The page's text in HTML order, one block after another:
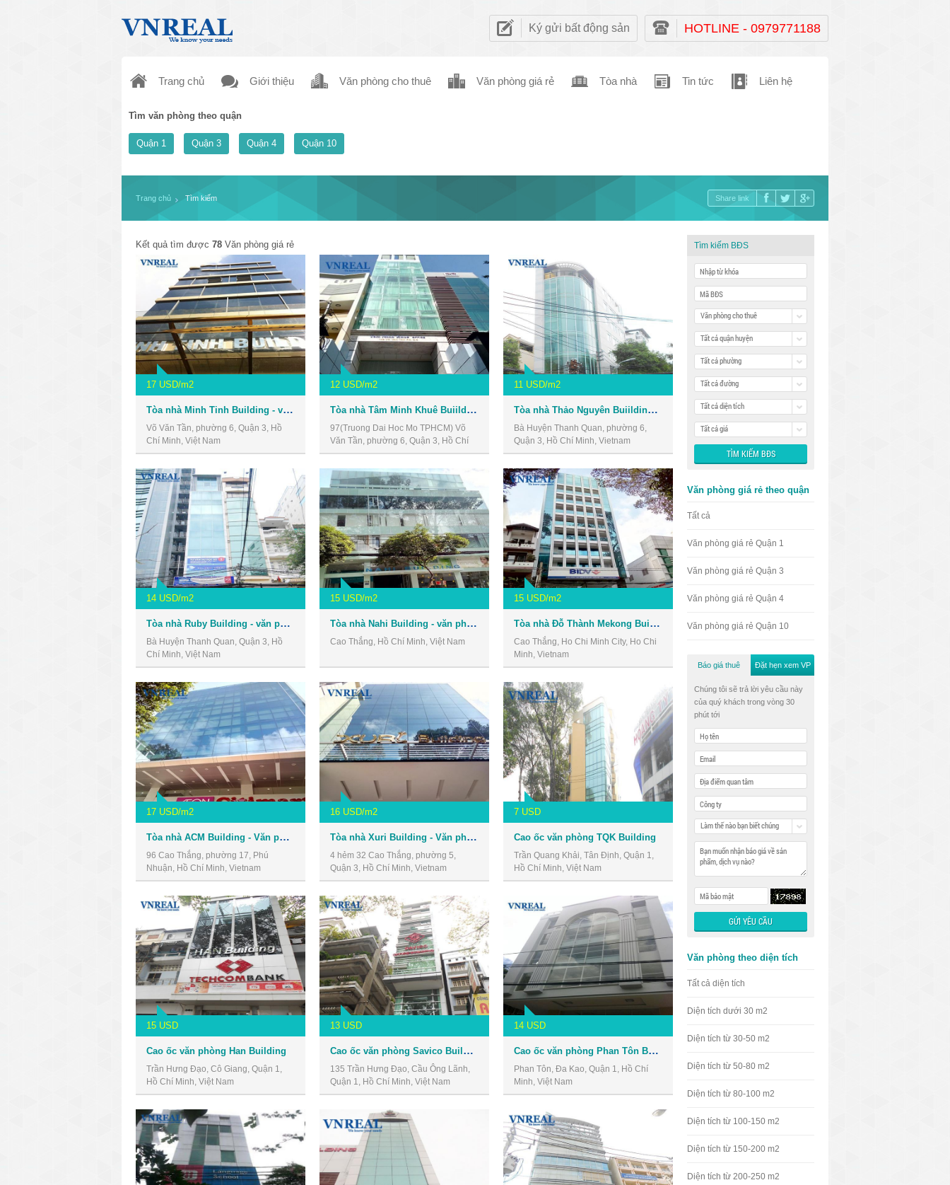
Ký gửi bất động sản HOTLINE - 0979771188
Trang chủ Giới thiệu Văn phòng cho thuê Văn phòng giá rẻ Tòa nhà Tin tức Liên hệ
Tìm văn phòng theo quận
Quận 1 Quận 3 Quận 4 Quận 10
Trang chủ Tìm kiếm Share link
Kết quả tìm được 78 Văn phòng giá rẻ
17 USD/m2
Tòa nhà Minh Tinh Building - văn phòng giá rẻ quận 3
Võ Văn Tần, phường 6, Quận 3, Hồ
Chí Minh, Việt Nam
12 USD/m2
Tòa nhà Tâm Minh Khuê Buiilding - văn phòng giá rẻ quận 3
97(Truong Dai Hoc Mo TPHCM) Võ
Văn Tần, phường 6, Quận 3, Hồ Chí
Minh, Vietnam
11 USD/m2
Tòa nhà Thảo Nguyên Buiilding - văn phòng giá rẻ quận 3
Bà Huyện Thanh Quan, phường 6,
Quận 3, Hồ Chí Minh, Vietnam
14 USD/m2
Tòa nhà Ruby Building - văn phòng giá rẻ quận 3
Bà Huyện Thanh Quan, Quận 3, Hồ
Chí Minh, Việt Nam
15 USD/m2
Tòa nhà Nahi Building - văn phòng giá rẻ quận 3
Cao Thắng, Hồ Chí Minh, Việt Nam
15 USD/m2
Tòa nhà Đỗ Thành Mekong Building - văn phòng giá rẻ quận 3
Cao Thắng, Ho Chi Minh City, Ho Chi
Minh, Vietnam
17 USD/m2
Tòa nhà ACM Building - Văn phòng giá rẻ quận 3
96 Cao Thắng, phường 17, Phú
Nhuận, Hồ Chí Minh, Vietnam
16 USD/m2
Tòa nhà Xuri Building - Văn phòng giá rẻ quận 3
4 hẻm 32 Cao Thắng, phường 5,
Quận 3, Hồ Chí Minh, Vietnam
7 USD
Cao ốc văn phòng TQK Building
Trần Quang Khải, Tân Định, Quận 1,
Hồ Chí Minh, Việt Nam
15 USD
Cao ốc văn phòng Han Building
Trần Hưng Đạo, Cô Giang, Quận 1,
Hồ Chí Minh, Việt Nam
13 USD
Cao ốc văn phòng Savico Building
135 Trần Hưng Đạo, Cầu Ông Lãnh,
Quận 1, Hồ Chí Minh, Việt Nam
14 USD
Cao ốc văn phòng Phan Tôn Building
Phan Tôn, Đa Kao, Quận 1, Hồ Chí
Minh, Việt Nam
Tìm kiếm BĐS
Văn phòng cho thuê
Tất cả quận huyện
Tất cả phường
Tất cả đường
Tất cả diện tích
Tất cả giá
Văn phòng giá rẻ theo quận
Tất cả
Văn phòng giá rẻ Quận 1
Văn phòng giá rẻ Quận 3
Văn phòng giá rẻ Quận 4
Văn phòng giá rẻ Quận 10
Báo giá thuê Đặt hẹn xem VP
Chúng tôi sẽ trả lời yêu cầu này
của quý khách trong vòng 30
phút tới
Làm thế nào bạn biết chúng
Văn phòng theo diện tích
Tất cả diện tích
Diện tích dưới 30 m2
Diện tích từ 30-50 m2
Diện tích từ 50-80 m2
Diện tích từ 80-100 m2
Diện tích từ 100-150 m2
Diện tích từ 150-200 m2
Diện tích từ 200-250 m2